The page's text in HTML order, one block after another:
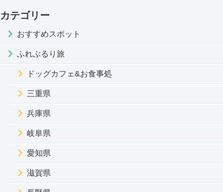
カテゴリー
おすすめスポット
ふれぶるり旅
ドッグカフェ&お食事処
三重県
兵庫県
岐阜県
愛知県
滋賀県